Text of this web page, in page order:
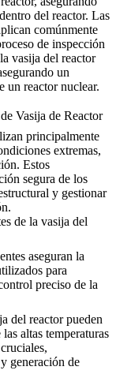
del reactor. Las
comúnmente
de inspección
vasija del reactor
un
un reactor nuclear.
Vasija de Reactor
principalmente
extremas,
Estos
segura de los
y gestionar
de la vasija del
aseguran la
para
preciso de la
del reactor pueden
altas temperaturas
generación de